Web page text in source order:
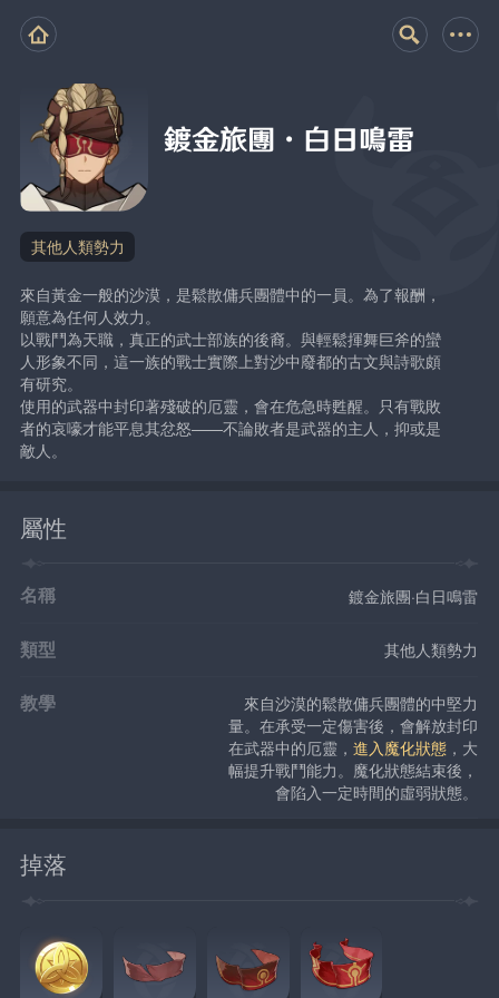
鍍金旅團·白日鳴雷
其他人類勢力
來自黃金一般的沙漠，是鬆散傭兵團體中的一員。為了報酬，
願意為任何人效力。
以戰鬥為天職，真正的武士部族的後裔。與輕鬆揮舞巨斧的蠻
人形象不同，這一族的戰士實際上對沙中廢都的古文與詩歌頗
有研究。
使用的武器中封印著殘破的厄靈，會在危急時甦醒。只有戰敗
者的哀嚎才能平息其忿怒——不論敗者是武器的主人，抑或是
敵人。
屬性
名稱 鍍金旅團·白日鳴雷
類型 其他人類勢力
教學
來自沙漠的鬆散傭兵團體的中堅力
量。在承受一定傷害後，會解放封印
在武器中的厄靈，進入魔化狀態 ，大
幅提升戰鬥能力。魔化狀態結束後，
會陷入一定時間的虛弱狀態。
掉落